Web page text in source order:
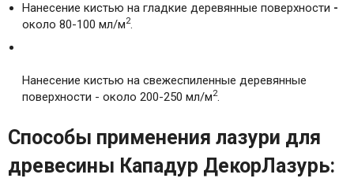
Нанесение кистью на гладкие деревянные поверхности -
около 80-100 мл/м2.
Нанесение кистью на свежеспиленные деревянные
поверхности - около 200-250 мл/м2.
Способы применения лазури для
древесины Кападур ДекорЛазурь: